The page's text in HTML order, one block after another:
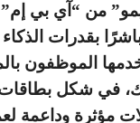
من “آي بي
بقدرات
الموظفون
في شكل
مؤثرة وداعمة